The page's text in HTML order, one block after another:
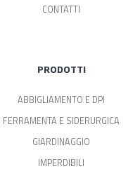
CONTATTI
PRODOTTI
ABBIGLIAMENTO E DPI
FERRAMENTA E SIDERURGICA
GIARDINAGGIO
IMPERDIBILI